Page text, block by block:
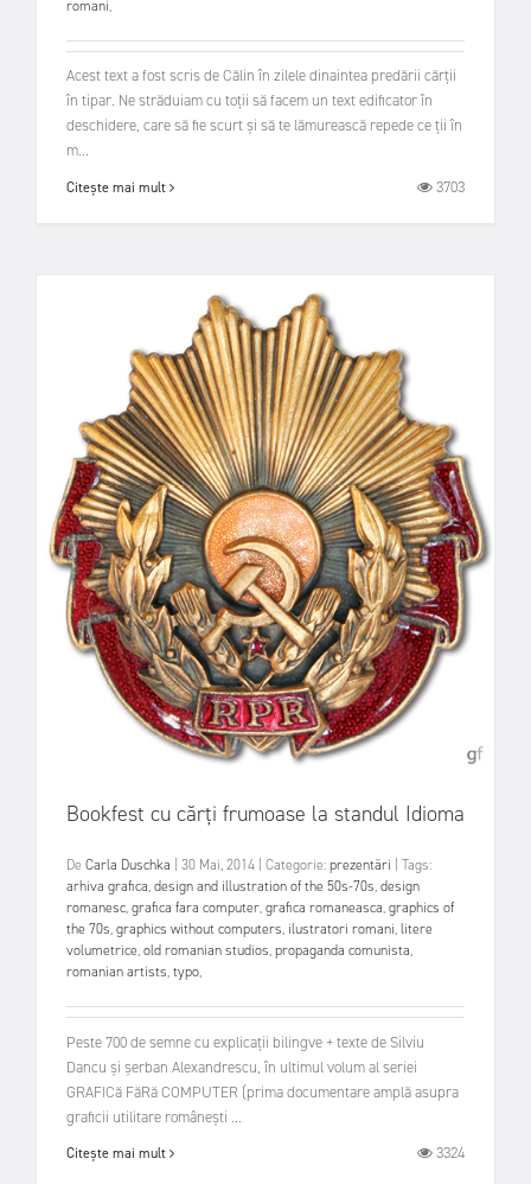
romani,
Acest text a fost scris de Călin în zilele dinaintea predării cărții
în tipar. Ne străduiam cu toții să facem un text edificator în
deschidere, care să fie scurt și să te lămurească repede ce ții în
m...
Citește mai mult 3703
Bookfest cu cărți frumoase la standul Idioma
De Carla Duschka 30 Mai, 2014 Categorie:prezentări
Tags:
arhiva grafica,design and illustration of the 50s-70s,design
romanesc,grafica fara computer,grafica romaneasca,graphics of
the 70s,graphics without computers, ilustratori romani,litere
volumetrice,old romanian studios,propaganda comunista,
romanian artists,typo,
Peste 700 de semne cu explicații bilingve + texte de Silviu
Dancu și șerban Alexandrescu, în ultimul volum al seriei
GRAFICă FăRă COMPUTER (prima documentare amplă asupra
graficii utilitare românești ...
Citește mai mult 3324